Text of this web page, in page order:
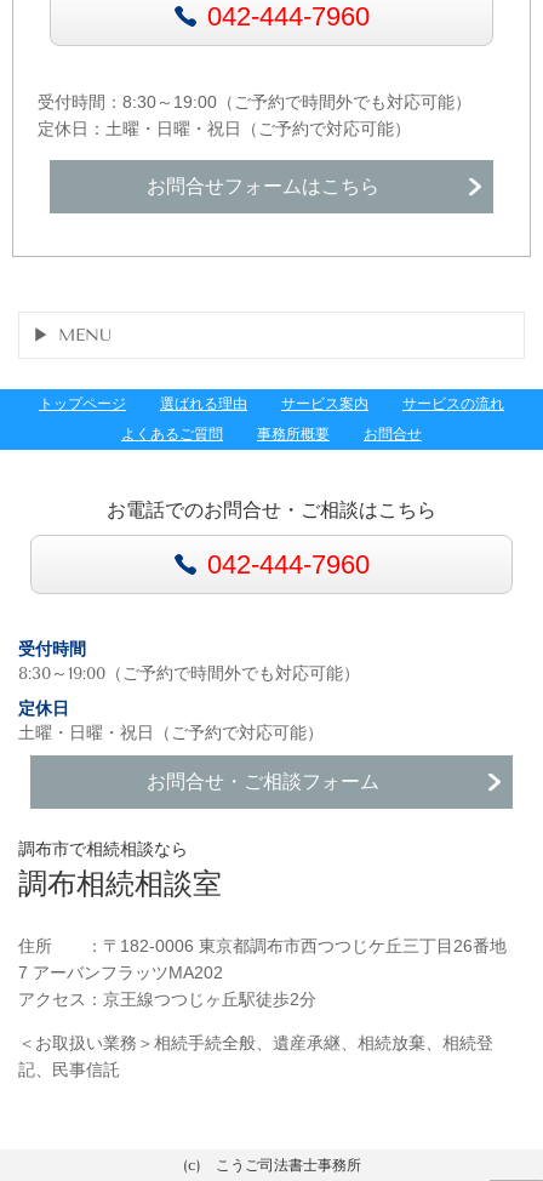
042-444-7960
受付時間：8:30～19:00（ご予約で時間外でも対応可能）
定休日：土曜・日曜・祝日（ご予約で対応可能）
お問合せフォームはこちら
MENU
トップページ 選ばれる理由 サービス案内
サービスの流れ
よくあるご質問
事務所概要 お問合せ
お電話でのお問合せ・ご相談はこちら
042-444-7960
受付時間
8:30～19:00（ご予約で時間外でも対応可能）
定休日
土曜・日曜・祝日（ご予約で対応可能）
お問合せ・ご相談フォーム
調布市で相続相談なら
調布相続相談室
住所 ：〒182-0006 東京都調布市西つつじケ丘三丁目26番地
7 アーバンフラッツMA202
アクセス：京王線つつじヶ丘駅徒歩2分
＜お取扱い業務＞相続手続全般、遺産承継、相続放棄、相続登
記、民事信託
(c) こうご司法書士事務所